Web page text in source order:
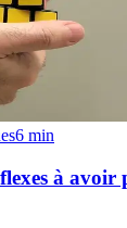
6 min
à